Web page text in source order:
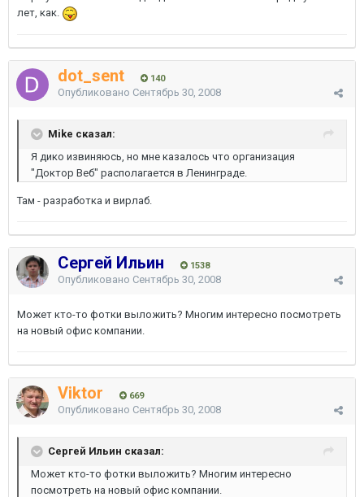
лет, как.
dot_sent 140
Опубликовано Сентябрь 30, 2008
Mike сказал:
Я дико извиняюсь, но мне казалось что организация
"Доктор Веб" располагается в Ленинграде.
Там - разработка и вирлаб.
Сергей Ильин 1538
Опубликовано Сентябрь 30, 2008
Может кто-то фотки выложить? Многим интересно посмотреть
на новый офис компании.
Viktor 669
Опубликовано Сентябрь 30, 2008
Сергей Ильин сказал:
Может кто-то фотки выложить? Многим интересно
посмотреть на новый офис компании.